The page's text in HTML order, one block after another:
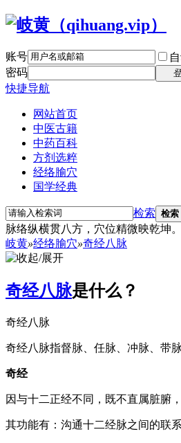
账号
密码
快捷导航
网站首页
中医古籍
中药百科
方剂选粹
经络腧穴
国学经典
检索 检索
脉络纵横贯八方，穴位精微映乾坤。
岐黄»经络腧穴»奇经八脉
奇经八脉是什么？
奇经八脉
奇经八脉指督脉、任脉、冲脉、带
奇经
因与十二正经不同，既不直属脏腑
其功能有：沟通十二经脉之间的联